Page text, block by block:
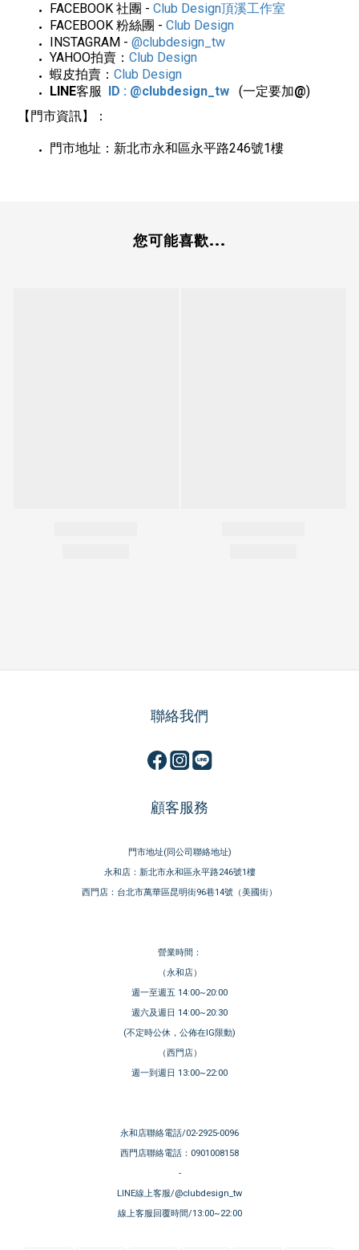
FACEBOOK 社團 - Club Design頂溪工作室
FACEBOOK 粉絲團 - Club Design
INSTAGRAM - @clubdesign_tw
YAHOO拍賣： Club Design
蝦皮拍賣： Club Design
LINE客服 ID : @clubdesign_tw (一定要加@)
【門市資訊】：
門市地址：新北市永和區永平路246號1樓
您可能喜歡...
聯絡我們
顧客服務
門市地址(同公司聯絡地址)
永和店：新北市永和區永平路246號1樓
西門店：台北市萬華區昆明街96巷14號（美國街）
營業時間：
（永和店）
週一至週五 14:00~20:00
週六及週日 14:00~20:30
(不定時公休，公佈在IG限動)
（西門店）
週一到週日 13:00~22:00
永和店聯絡電話/02-2925-0096
西門店聯絡電話：0901008158
-
LINE線上客服/@clubdesign_tw
線上客服回覆時間/13:00~22:00